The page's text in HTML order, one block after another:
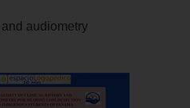
audiometry